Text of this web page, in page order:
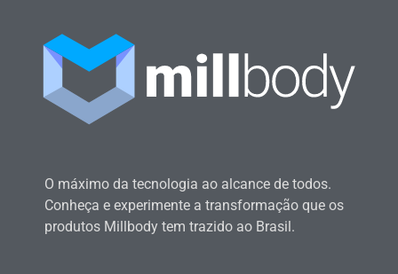
O máximo da tecnologia ao alcance de todos.
Conheça e experimente a transformação que os
produtos Millbody tem trazido ao Brasil.